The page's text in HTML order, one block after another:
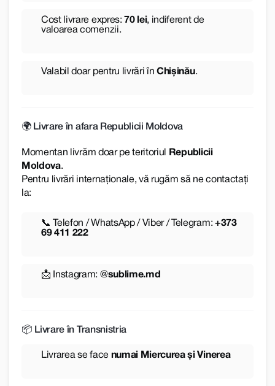
Cost livrare expres: 70 lei, indiferent de
valoarea comenzii.
Valabil doar pentru livrări înChișinău.
🌍 Livrare în afara Republicii Moldova
Momentan livrăm doar pe teritoriul
Republicii
Moldova.
Pentru livrări internaționale, vă rugăm să ne contactați
la:
📞 Telefon / WhatsApp / Viber / Telegram: +373
69 411 222
📩 Instagram: @sublime.md
📦 Livrare în Transnistria
Livrarea se face numai Miercurea și Vinerea